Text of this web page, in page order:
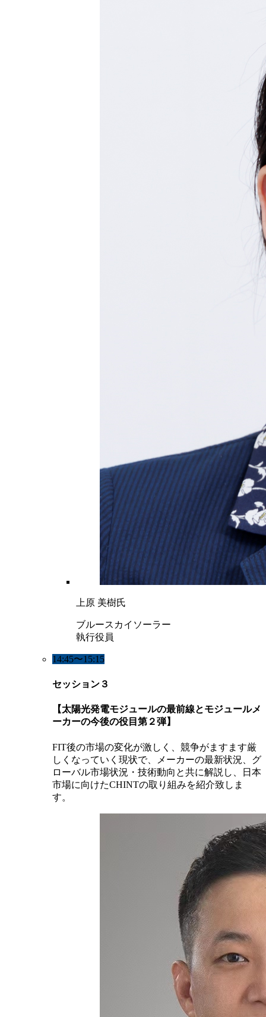
上原 美樹氏
ブルースカイソーラー
執行役員
14:45〜15:15
セッション３
【太陽光発電モジュールの最前線とモジュールメ
ーカーの今後の役目第２弾】
FIT後の市場の変化が激しく、競争がますます厳
しくなっていく現状で、メーカーの最新状況、グ
ローバル市場状況・技術動向と共に解説し、日本
市場に向けたCHINTの取り組みを紹介致しま
す。